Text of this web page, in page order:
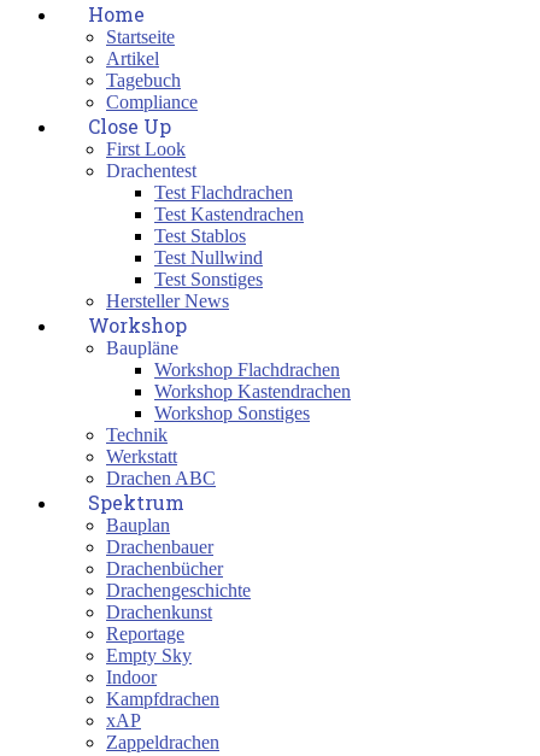
Home
Startseite
Artikel
Tagebuch
Compliance
Close Up
First Look
Drachentest
Test Flachdrachen
Test Kastendrachen
Test Stablos
Test Nullwind
Test Sonstiges
Hersteller News
Workshop
Baupläne
Workshop Flachdrachen
Workshop Kastendrachen
Workshop Sonstiges
Technik
Werkstatt
Drachen ABC
Spektrum
Bauplan
Drachenbauer
Drachenbücher
Drachengeschichte
Drachenkunst
Reportage
Empty Sky
Indoor
Kampfdrachen
xAP
Zappeldrachen